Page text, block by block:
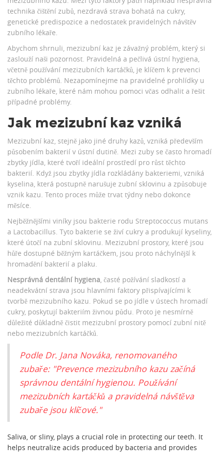
technika čištění zubů, nezdravá strava bohatá na cukry,
genetické predispozice a nedostatek pravidelných návštěv
zubního lékaře.
Abychom shrnuli, mezizubní kaz je závažný problém, který si
zaslouží naši pozornost. Pravidelná a pečlivá ústní hygiena,
včetně používání mezizubních kartáčků, je klíčem k prevenci
těchto problémů. Nezapomínejme na pravidelné prohlídky u
zubního lékaře, které nám mohou pomoci včas odhalit a řešit
případné problémy.
Jak mezizubní kaz vzniká
Mezizubní kaz, stejně jako jiné druhy kazů, vzniká především
působením bakterií v ústní dutině. Mezi zuby se často hromadí
zbytky jídla, které tvoří ideální prostředí pro růst těchto
bakterií. Když jsou zbytky jídla rozkládány bakteriemi, vzniká
kyselina, která postupně narušuje zubní sklovinu a způsobuje
vznik kazu. Tento proces může trvat týdny nebo dokonce
měsíce.
Nejběžnějšími viníky jsou bakterie rodu Streptococcus mutans
a Lactobacillus. Tyto bakterie se živí cukry a produkují kyseliny,
které útočí na zubní sklovinu. Mezizubní prostory, které jsou
hůře dostupné běžným kartáčkem, jsou proto náchylnější k
hromadění bakterií a plaku.
Nesprávná dentální hygiena, časté požívání sladkostí a
neadekvátní strava jsou hlavními faktory přispívajícími k
tvorbě mezizubního kazu. Pokud se po jídle v ústech hromadí
cukry, poskytují bakteriím živnou půdu. Proto je nesmírně
důležité důkladně čistit mezizubní prostory pomocí zubní nitě
nebo mezizubních kartáčků.
Podle Dr. Jana Nováka, renomovaného
zubaře: "Prevence mezizubního kazu začíná
správnou dentální hygienou. Používání
mezizubních kartáčků a pravidelná návštěva
zubaře jsou klíčové."
Saliva, or sliny, plays a crucial role in protecting our teeth. It
helps neutralize acids produced by bacteria and provides